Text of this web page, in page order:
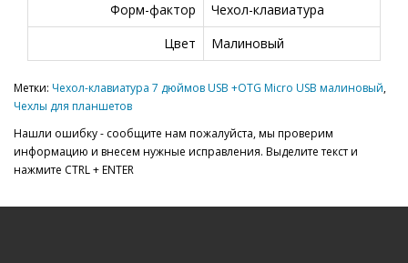
Форм-фактор
Чехол-клавиатура
Цвет
Малиновый
Метки: Чехол-клавиатура 7 дюймов USB +OTG Micro USB малиновый,
Чехлы для планшетов
Нашли ошибку - сообщите нам пожалуйста, мы проверим
информацию и внесем нужные исправления. Выделите текст и
нажмите CTRL + ENTER